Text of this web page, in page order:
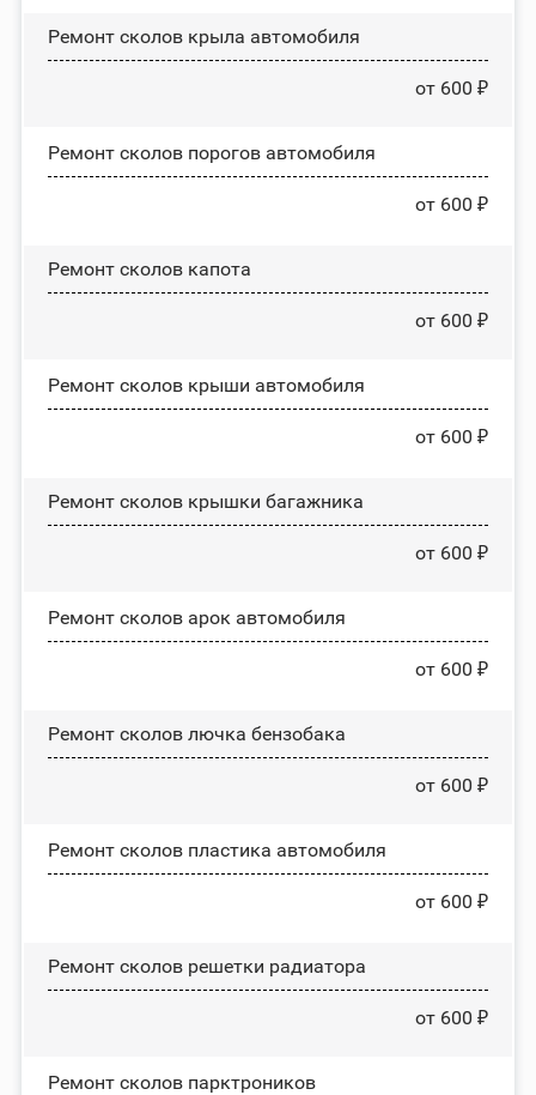
Ремонт сколов крыла автомобиля
от 600 ₽
Ремонт сколов порогов автомобиля
от 600 ₽
Ремонт сколов капота
от 600 ₽
Ремонт сколов крыши автомобиля
от 600 ₽
Ремонт сколов крышки багажника
от 600 ₽
Ремонт сколов арок автомобиля
от 600 ₽
Ремонт сколов лючка бензобака
от 600 ₽
Ремонт сколов пластика автомобиля
от 600 ₽
Ремонт сколов решетки радиатора
от 600 ₽
Ремонт сколов парктроников